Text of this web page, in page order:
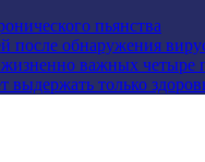
пьянства
после обнаружения
важных четыре
только